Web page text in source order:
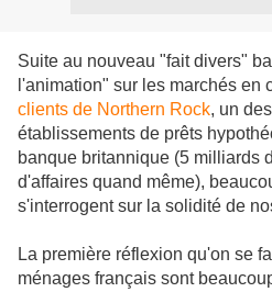
Suite au nouveau "fait divers"
l'animation" sur les marchés en
clients de Northern Rock, un
établissements de prêts
banque britannique (5 milliards
d'affaires quand même),
s'interrogent sur la solidité de
La première réflexion qu'on se
ménages français sont